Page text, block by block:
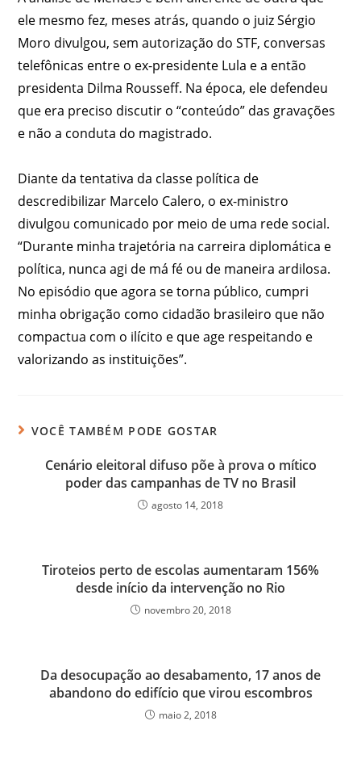
ele mesmo fez, meses atrás, quando o juiz Sérgio
Moro divulgou, sem autorização do STF, conversas
telefônicas entre o ex-presidente Lula e a então
presidenta Dilma Rousseff. Na época, ele defendeu
que era preciso discutir o “conteúdo” das gravações
e não a conduta do magistrado.
Diante da tentativa da classe política de
descredibilizar Marcelo Calero, o ex-ministro
divulgou comunicado por meio de uma rede social.
“Durante minha trajetória na carreira diplomática e
política, nunca agi de má fé ou de maneira ardilosa.
No episódio que agora se torna público, cumpri
minha obrigação como cidadão brasileiro que não
compactua com o ilícito e que age respeitando e
valorizando as instituições”.
VOCÊ TAMBÉM PODE GOSTAR
Cenário eleitoral difuso põe à prova o mítico
poder das campanhas de TV no Brasil
agosto 14, 2018
Tiroteios perto de escolas aumentaram 156%
desde início da intervenção no Rio
novembro 20, 2018
Da desocupação ao desabamento, 17 anos de
abandono do edifício que virou escombros
maio 2, 2018